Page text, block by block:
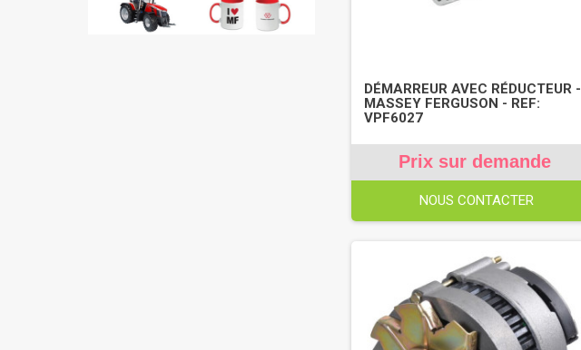
DÉMARREUR AVEC RÉDUCTEUR -
MASSEY FERGUSON - REF:
VPF6027
Prix sur demande
NOUS CONTACTER